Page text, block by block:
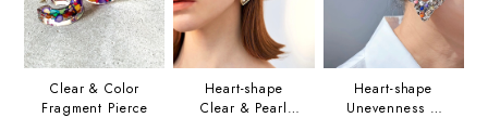
Clear & Color
Fragment Pierce
Heart-shape
Clear & Pearl
Heart-shape
Unevenness &